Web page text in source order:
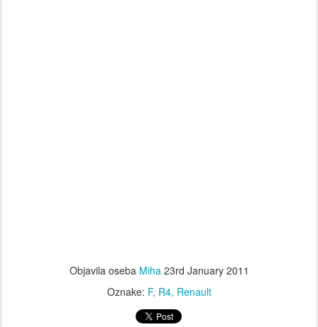
Objavila oseba Miha 23rd January 2011
Oznake: F R4 Renault